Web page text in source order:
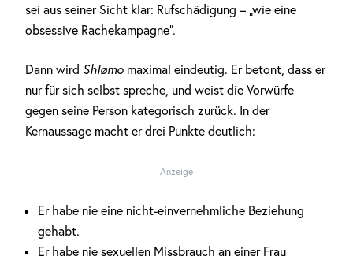
sei aus seiner Sicht klar: Rufschädigung – „wie eine
obsessive Rachekampagne“.
Dann wird Shlømo maximal eindeutig. Er betont, dass er
nur für sich selbst spreche, und weist die Vorwürfe
gegen seine Person kategorisch zurück. In der
Kernaussage macht er drei Punkte deutlich:
Anzeige
Er habe nie eine nicht-einvernehmliche Beziehung
gehabt.
Er habe nie sexuellen Missbrauch an einer Frau